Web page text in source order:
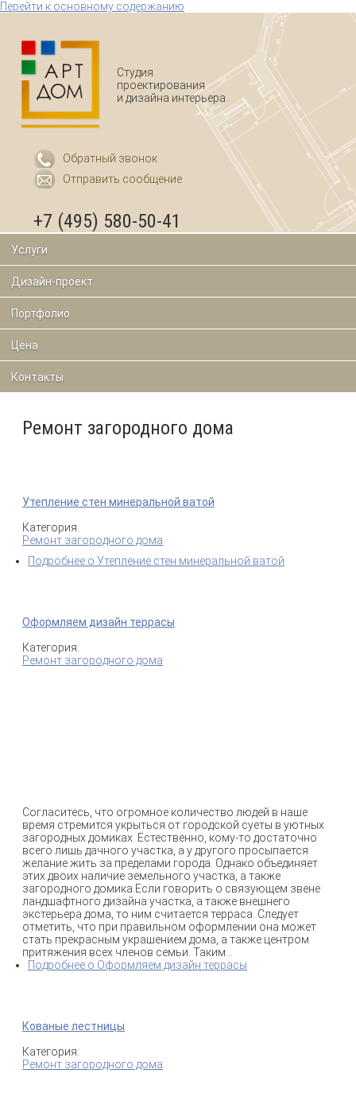
Перейти к основному содержанию
Студия
проектирования
и дизайна интерьера
Обратный звонок
Отправить сообщение
+7 (495) 580-50-41
Услуги
Дизайн-проект
Портфолио
Цена
Контакты
Ремонт загородного дома
Утепление стен минеральной ватой
Категория:
Ремонт загородного дома
Подробнее о Утепление стен минеральной ватой
Оформляем дизайн террасы
Категория:
Ремонт загородного дома
Согласитесь, что огромное количество людей в наше
время стремится укрыться от городской суеты в уютных
загородных домиках. Естественно, кому-то достаточно
всего лишь дачного участка, а у другого просыпается
желание жить за пределами города. Однако объединяет
этих двоих наличие земельного участка, а также
загородного домика.Если говорить о связующем звене
ландшафтного дизайна участка, а также внешнего
экстерьера дома, то ним считается терраса. Следует
отметить, что при правильном оформлении она может
стать прекрасным украшением дома, а также центром
притяжения всех членов семьи. Таким...
Подробнее о Оформляем дизайн террасы
Кованые лестницы
Категория:
Ремонт загородного дома